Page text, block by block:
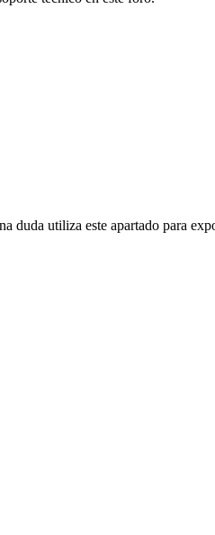
duda utiliza este apartado para